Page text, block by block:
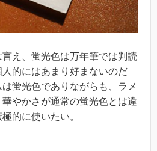
え、蛍光色は万年筆では判読
的にはあまり好まないのだ
蛍光色でありながらも、ラメ
やかさが通常の蛍光色とは違
的に使いたい。